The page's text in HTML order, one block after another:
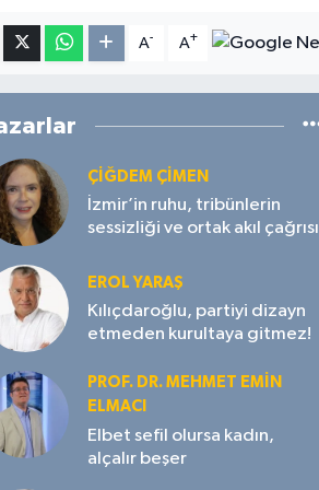
A- A+
ÇIĞDEM ÇIMEN
İzmir’in ruhu, tribünlerin
sessizliği ve ortak akıl çağrısı
EROL YARAŞ
Kılıçdaroğlu, partiyi dizayn
etmeden kurultaya gitmez!
PROF. DR. MEHMET EMIN
ELMACI
Elbet sefil olursa kadın,
alçalır beşer